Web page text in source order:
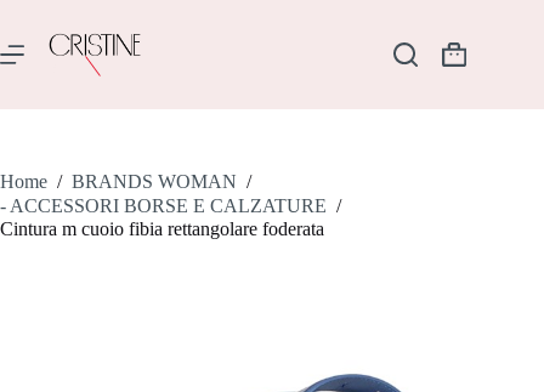
contenuto
Carrello
Home / BRANDS WOMAN /
- ACCESSORI BORSE E CALZATURE /
Cintura m cuoio fibia rettangolare foderata